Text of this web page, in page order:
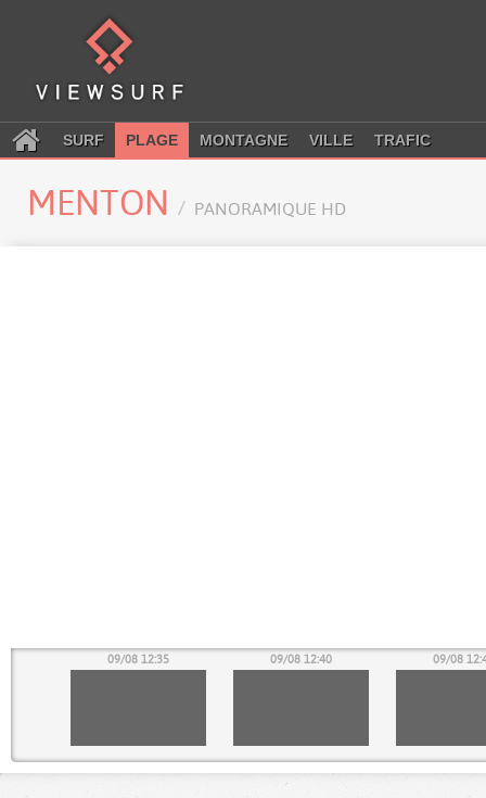
SURF PLAGE MONTAGNE VILLE TRAFIC
MENTON PANORAMIQUE HD
09/08 12:35 09/08 12:40 09/08